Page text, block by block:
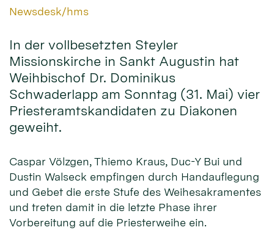
Von:
Newsdesk/hms
In der vollbesetzten Steyler
Missionskirche in Sankt Augustin hat
Weihbischof Dr. Dominikus
Schwaderlapp am Sonntag (31. Mai) vier
Priesteramtskandidaten zu Diakonen
geweiht.
Caspar Völzgen, Thiemo Kraus, Duc-Y Bui und
Dustin Walseck empfingen durch Handauflegung
und Gebet die erste Stufe des Weihesakramentes
und treten damit in die letzte Phase ihrer
Vorbereitung auf die Priesterweihe ein.